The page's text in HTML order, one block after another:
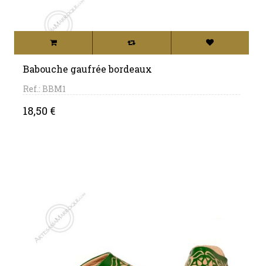
Babouche gaufrée bordeaux
Ref.: BBM1
Price
18,50 €